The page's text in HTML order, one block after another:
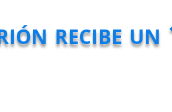
recibe un